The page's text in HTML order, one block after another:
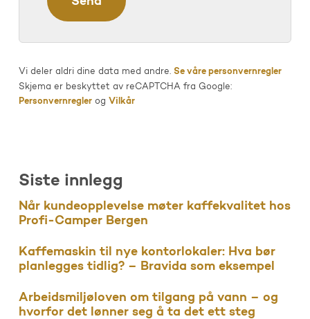
Vi deler aldri dine data med andre. Se våre personvernregler
Skjema er beskyttet av reCAPTCHA fra Google:
Personvernreglerog Vilkår
Siste innlegg
Når kundeopplevelse møter kaffekvalitet hos
Profi-Camper Bergen
Kaffemaskin til nye kontorlokaler: Hva bør
planlegges tidlig? – Bravida som eksempel
Arbeidsmiljøloven om tilgang på vann – og
hvorfor det lønner seg å ta det ett steg